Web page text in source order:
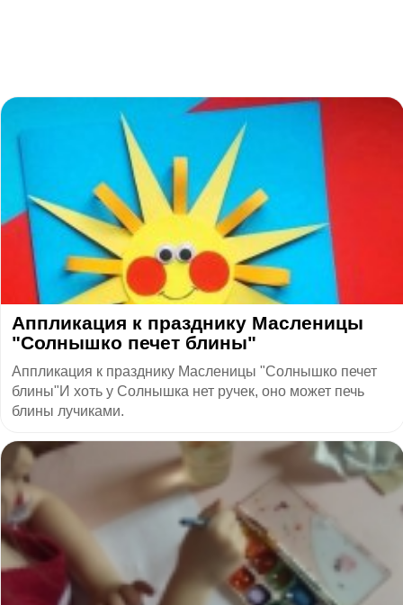
Аппликация к празднику Масленицы
"Солнышко печет блины"
Аппликация к празднику Масленицы "Солнышко печет
блины"И хоть у Солнышка нет ручек, оно может печь
блины лучиками.